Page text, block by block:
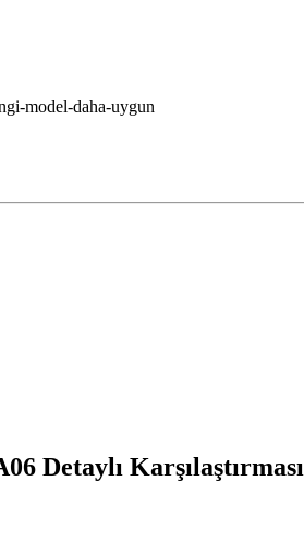
model-daha-uygun
Detaylı Karşılaştırması